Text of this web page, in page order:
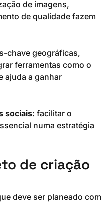
de imagens,
de qualidade fazem
chave geográficas,
ferramentas como o
ajuda a ganhar
sociais: facilitar o
numa estratégia
de criação
deve ser planeado com